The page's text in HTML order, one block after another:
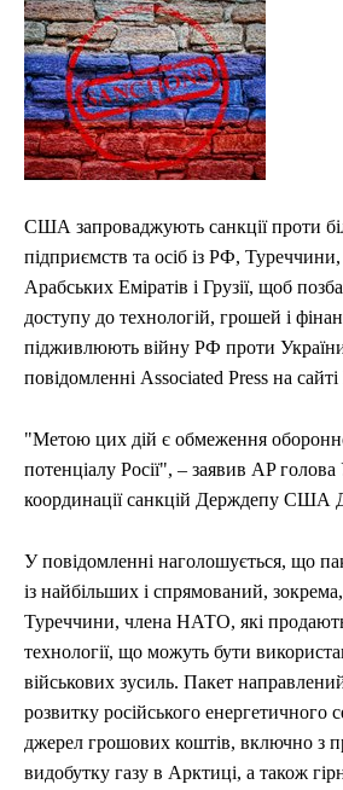
ЕКОНОМІКА СПОРТ
ЕКОНОМІКА СПОРТ
США запроваджують санкції проти
підприємств та осіб із РФ,
Арабських Еміратів і Грузії, щоб
доступу до технологій, грошей і
підживлюють війну РФ проти
повідомленні Associated Press на
"Метою цих дій є обмеження
потенціалу Росії", – заявив AP
координації санкцій Держдепу США
У повідомленні наголошується, що
із найбільших і спрямований,
Туреччини, члена НАТО, які продають
технології, що можуть бути
військових зусиль. Пакет
розвитку російського енергетичного
джерел грошових коштів, включно з
видобутку газу в Арктиці, а також